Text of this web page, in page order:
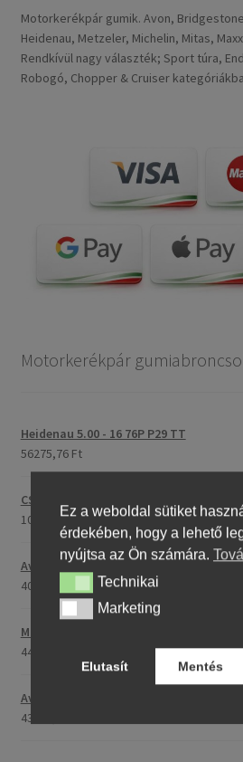
Motorkerékpár gumik. Avon,
Heidenau, Metzeler, Michelin, Mitas,
Rendkívül nagy választék; Sport túra,
Robogó, Chopper & Cruiser
Motorkerékpár
Heidenau 5.00 - 16 76P P29 TT
56275,76 Ft
CST C-186 3.00 - 23 59P TT (első/hátsó)
107175,30 Ft
Avon Roadrider MKII 90/90 - 18 51V TL
40707,26 Ft
Maxxis M-6011 170/80 - 15 77H TL (hátsó
44661,23 Ft
Avon Roadrider MKII 110/80 - 18 (58V)
43719,11 Ft
Ez a weboldal sütiket
érdekében, hogy a lehető
nyújtsa az Ön számára.
TechnikaiTechnikai
MarketingMarketing
Elutasít Mentés